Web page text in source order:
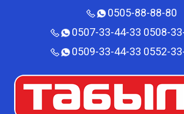
0505-88-88-80‬
0507-33-44-33 0508-
0509-33-44-33 0552-